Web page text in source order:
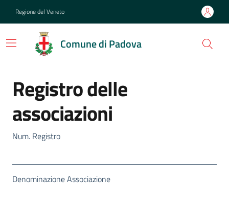
Regione del Veneto
Comune di Padova
Registro delle
associazioni
Num. Registro
Denominazione Associazione